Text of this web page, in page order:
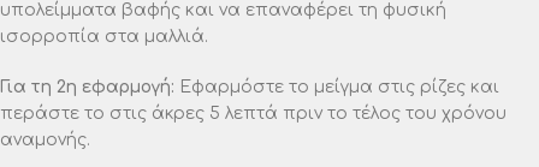
υπολείμματα βαφής και να επαναφέρει τη φυσική
ισορροπία στα μαλλιά.
Για τη 2η εφαρμογή: Εφαρμόστε το μείγμα στις ρίζες και
περάστε το στις άκρες 5 λεπτά πριν το τέλος του χρόνου
αναμονής.